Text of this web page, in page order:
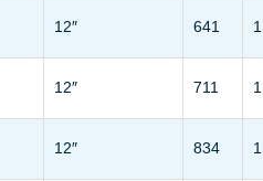
12″ 641 1
12″ 711 1
12″ 834 1